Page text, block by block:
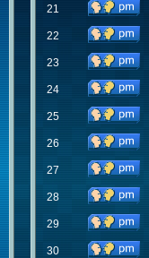
21
22
23
24
25
26
27
28
29
30